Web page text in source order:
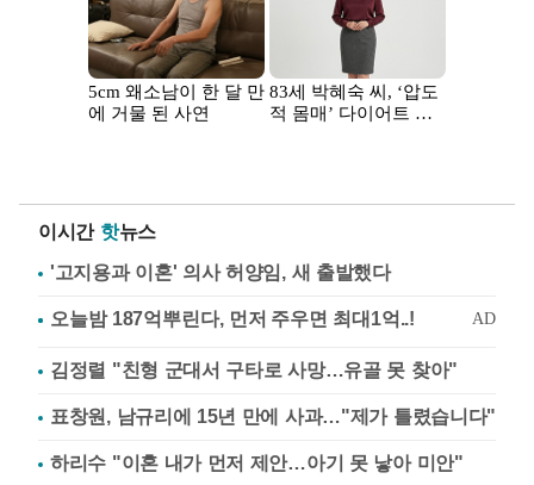
이시간 핫뉴스
'고지용과 이혼' 의사 허양임, 새 출발했다
김정렬 "친형 군대서 구타로 사망…유골 못 찾아"
표창원, 남규리에 15년 만에 사과…"제가 틀렸습니다"
하리수 "이혼 내가 먼저 제안…아기 못 낳아 미안"